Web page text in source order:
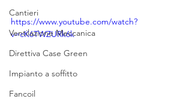
Cantieri
Ventilazione Meccanica
Direttiva Case Green
Impianto a soffitto
Fancoil
https://www.youtube.com/watch?
v=cK6TWZURk6k